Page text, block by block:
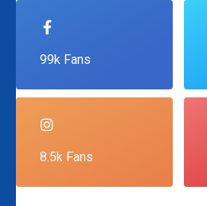
99k Fans
8.5k Fans